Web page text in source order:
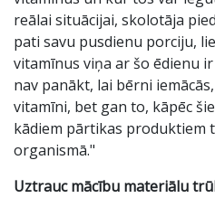
reālai situācijai, skolotāja
pati savu pusdienu porciju,
vitamīnus viņa ar šo ēdienu
nav panākt, lai bērni
vitamīni, bet gan to, kāpēc
kādiem pārtikas produktiem
organismā."
Uztrauc mācību materiālu